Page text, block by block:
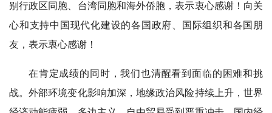
别行政区同胞、台湾同胞和海外侨胞，表示衷心感谢！向关
心和支持中国现代化建设的各国政府、国际组织和各国朋
友，表示衷心感谢！
在肯定成绩的同时，我们也清醒看到面临的困难和挑
战。外部环境变化影响加深，地缘政治风险持续上升，世界